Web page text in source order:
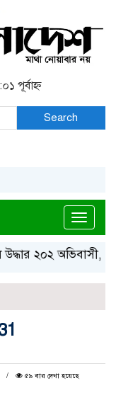
পূর্বাহ্ন
Search
২০২ অভিবাসী,
৫৯ বার দেখা হয়েছে